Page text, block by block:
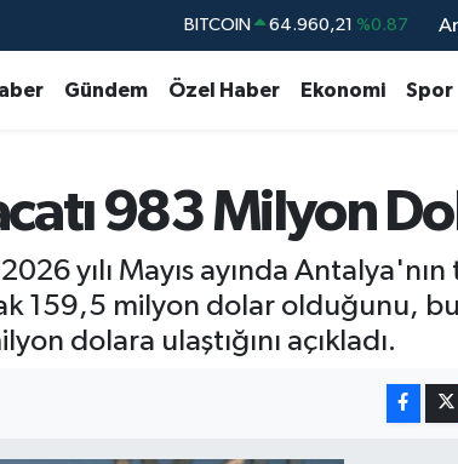
BITCOIN 64.960,21 %0.87
GRAM ALTIN 6648.99 %2.59
BİST100
Gündem Özel Haber Ekonomi Spor
983 Milyon
yılı Mayıs ayında
159,5 milyon dolar olduğunu,
dolara ulaştığını açıkladı.